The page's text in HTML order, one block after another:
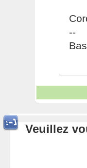
--
Veuillez